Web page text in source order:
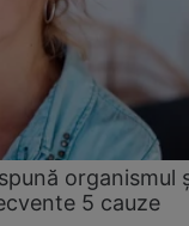
organismul
5 cauze